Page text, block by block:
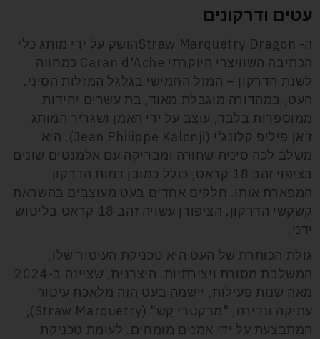
עטים ודרקונים
ה- Straw Marquetry Dragonהושק על ידי מותג כלי
הכתיבה השוויצרי היוקרתי Caran d'Ache כמחווה
לשנת הדרקון – המזל החמישי בגלגל המזלות הסיני.
העט, במהדורה מוגבלת מאוד, בת עשרים יחידות
ממוספרות בלבד, עוצב על ידי האמן ושגריר המותג
ז'אן פיליפ קלונג'י (Jean Philippe Kalonji). הוא
משלב לכה סינית שחורה ומבריקה עם אלמנטים שונים
בציפוי זהב 18 קראט, כולל כמובן דמות הדרקון
המפארת אותו. חלקים אחדים בעט מעוצבים בהשראת
קשקשי הדרקון. הציפורן עשויה זהב 18 קראט בליטוש
ידני.
גולת הכותרת של העט היא טכניקת העיטור שלו,
המשלבת מסורת ויצירתיות. היצרנית, שציינה ב-2024
מאה שנות פעילות, יישמה בעט הזה מלאכת עיטור
עתיקה ונדירה, "מרקטרי קַש" (Straw Marquetry),
המתבצעת על ידי אמנים מומחים. לעומת טכניקת